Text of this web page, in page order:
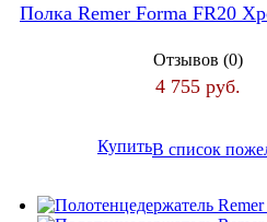
Полка Remer Forma FR20
Отзывов (0)
4 755 руб.
КупитьВ список